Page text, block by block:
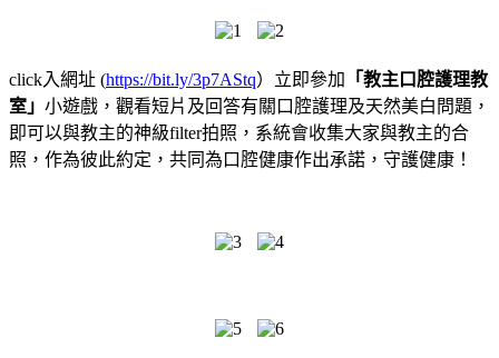
click入網址 (https://bit.ly/3p7AStq）立即參加
「教主口腔護理教
室」 小遊戲，觀看短片及回答有關口腔護理及天然美白問題，
即可以與教主的神級filter拍照，系統會收集大家與教主的合
照，作為彼此約定，共同為口腔健康作出承諾，守護健康！